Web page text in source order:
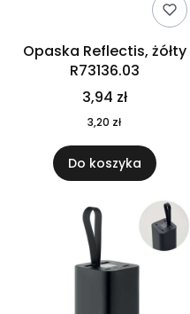
Opaska Reflectis, żółty
R73136.03
3,94 zł
3,20 zł
Do koszyka